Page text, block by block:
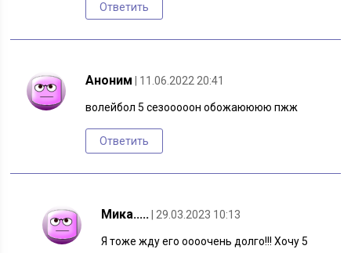
Ответить
Аноним | 11.06.2022 20:41
волейбол 5 сезооооон обожаюююю пжж
Ответить
Мика..... | 29.03.2023 10:13
Я тоже жду его оооочень долго!!! Хочу 5